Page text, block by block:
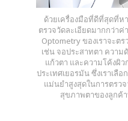
ด้วยเครื่องมือที่ดีที่สุดที่ห
ตรวจวัดละเอียดมากกว่าค่
Optometry ของเราจะต
เช่น จอประสาทตา ความ
แก้วตา และความโค้งผิ
ประเทศเยอรมัน ซึ่งเราเ
แม่นยำสูงสุดในการตรว
สุขภาพตาของลูกค้